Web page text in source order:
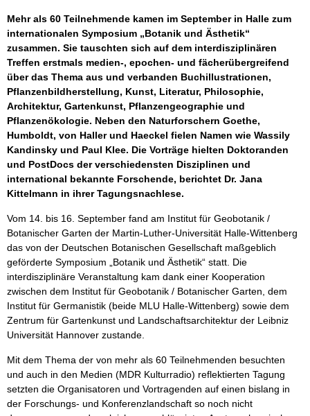
Mehr als 60 Teilnehmende kamen im September in Halle zum
internationalen Symposium „Botanik und Ästhetik“
zusammen. Sie tauschten sich auf dem interdisziplinären
Treffen erstmals medien-, epochen- und fächerübergreifend
über das Thema aus und verbanden Buchillustrationen,
Pflanzenbildherstellung, Kunst, Literatur, Philosophie,
Architektur, Gartenkunst, Pflanzengeographie und
Pflanzenökologie. Neben den Naturforschern Goethe,
Humboldt, von Haller und Haeckel fielen Namen wie Wassily
Kandinsky und Paul Klee. Die Vorträge hielten Doktoranden
und PostDocs der verschiedensten Disziplinen und
international bekannte Forschende, berichtet Dr. Jana
Kittelmann in ihrer Tagungsnachlese.
Vom 14. bis 16. September fand am Institut für Geobotanik /
Botanischer Garten der Martin-Luther-Universität Halle-Wittenberg
das von der Deutschen Botanischen Gesellschaft maßgeblich
geförderte Symposium „Botanik und Ästhetik“ statt. Die
interdisziplinäre Veranstaltung kam dank einer Kooperation
zwischen dem Institut für Geobotanik / Botanischer Garten, dem
Institut für Germanistik (beide MLU Halle-Wittenberg) sowie dem
Zentrum für Gartenkunst und Landschaftsarchitektur der Leibniz
Universität Hannover zustande.
Mit dem Thema der von mehr als 60 Teilnehmenden besuchten
und auch in den Medien (MDR Kulturradio) reflektierten Tagung
setzten die Organisatoren und Vortragenden auf einen bislang in
der Forschungs- und Konferenzlandschaft so noch nicht